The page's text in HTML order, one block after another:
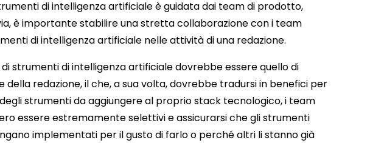
di intelligenza artificiale è guidata dai team di prodotto,
è importante stabilire una stretta collaborazione con i team
di intelligenza artificiale nelle attività di una redazione.
strumenti di intelligenza artificiale dovrebbe essere quello di
della redazione, il che, a sua volta, dovrebbe tradursi in benefici per
strumenti da aggiungere al proprio stack tecnologico, i team
essere estremamente selettivi e assicurarsi che gli strumenti
implementati per il gusto di farlo o perché altri li stanno già